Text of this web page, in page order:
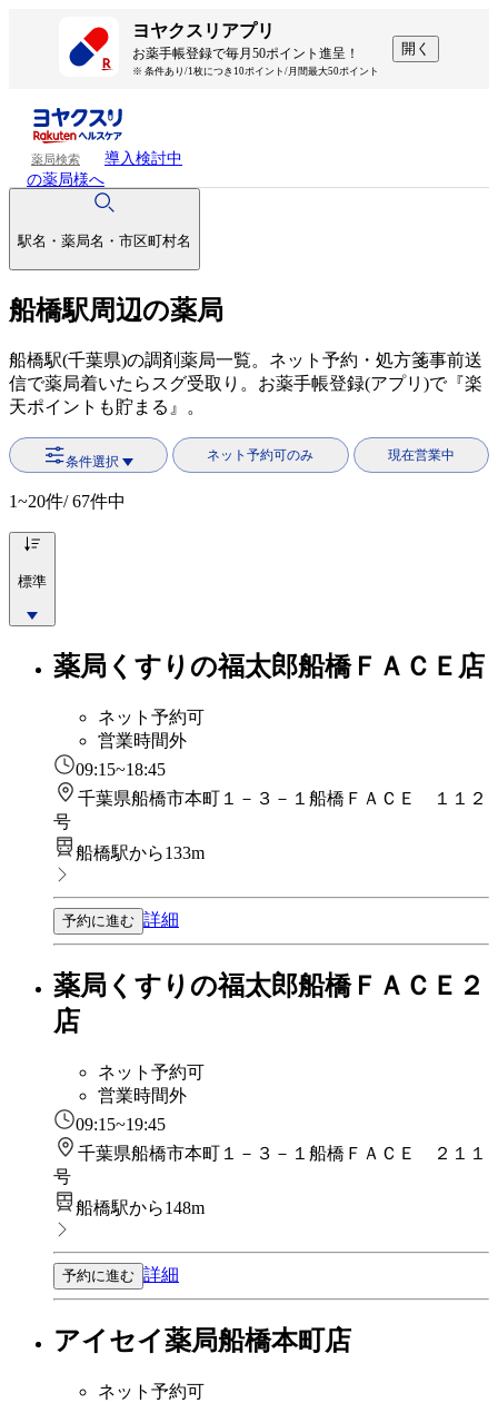
ヨヤクスリアプリ
お薬手帳登録で毎月50ポイント進呈！
※ 条件あり/1枚につき10ポイント/月間最大50ポイント
開く
薬局検索
導入検討中
の薬局様へ
駅名・薬局名・市区町村名
船橋駅周辺の薬局
船橋駅(千葉県)の調剤薬局一覧。ネット予約・処方箋事前送
信で薬局着いたらスグ受取り。お薬手帳登録(アプリ)で『楽
天ポイントも貯まる』。
条件選択 ネット予約可のみ 現在営業中
1~20件/ 67件中
標準
薬局くすりの福太郎船橋ＦＡＣＥ店
ネット予約可
営業時間外
09:15~18:45
千葉県船橋市本町１－３－１船橋ＦＡＣＥ １１２
号
船橋駅から133m
予約に進む 詳細
薬局くすりの福太郎船橋ＦＡＣＥ２
店
ネット予約可
営業時間外
09:15~19:45
千葉県船橋市本町１－３－１船橋ＦＡＣＥ ２１１
号
船橋駅から148m
予約に進む 詳細
アイセイ薬局船橋本町店
ネット予約可